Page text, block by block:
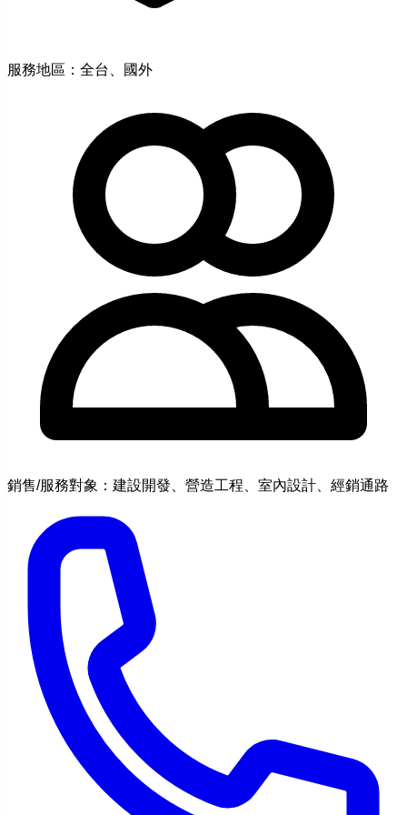
服務地區：全台、國外
銷售/服務對象：建設開發、營造工程、室內設計、經銷通路